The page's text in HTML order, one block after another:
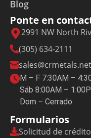
Blog
Ponte en
2991 NW North
(305) 634-2111
sales@crmetals.net
M – F 7:30AM –
Sáb 8:00AM –
Dom – Cerrado
Formularios
Solicitud de crédito